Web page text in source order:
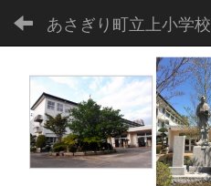
あさぎり町立上小学校